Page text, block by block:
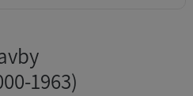
1963)